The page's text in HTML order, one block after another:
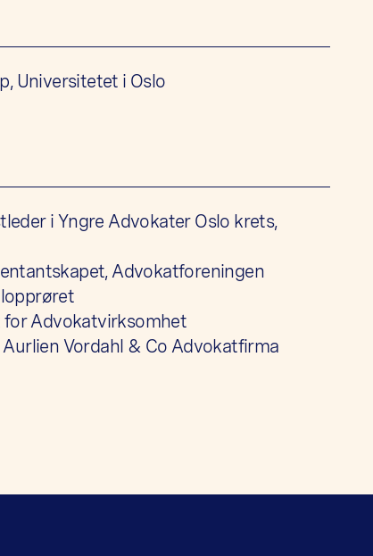
Universitetet i Oslo
i Yngre Advokater Oslo krets,
Advokatforeningen
Advokatvirksomhet
Vordahl & Co Advokatfirma